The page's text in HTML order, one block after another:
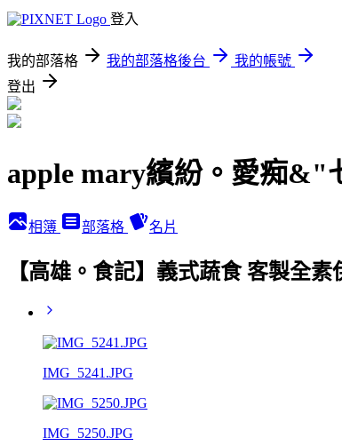
登入
我的部落格 我的部落格後台
我的帳號
登出
apple mary繽紛。愛痴&"
相簿 部落格 名片
【高雄。食記】義式蔬食 客製全
IMG_5241.JPG
IMG_5250.JPG